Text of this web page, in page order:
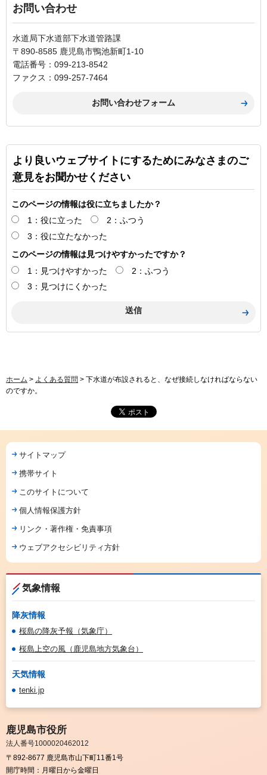
お問い合わせ
水道局下水道部下水道管路課
〒890-8585 鹿児島市鴨池新町1-10
電話番号：099-213-8542
ファクス：099-257-7464
より良いウェブサイトにするためにみなさまのご
意見をお聞かせください
このページの情報は役に立ちましたか？
1：役に立った
2：ふつう
3：役に立たなかった
このページの情報は見つけやすかったですか？
1：見つけやすかった
2：ふつう
3：見つけにくかった
ホーム > よくある質問 > 下水道が布設されると、なぜ接続しなければならない
のですか。
サイトマップ
携帯サイト
このサイトについて
個人情報保護方針
リンク・著作権・免責事項
ウェブアクセシビリティ方針
気象情報
降灰情報
桜島の降灰予報（気象庁）
桜島上空の風（鹿児島地方気象台）
天気情報
tenki.jp
鹿児島市役所
法人番号1000020462012
〒892-8677 鹿児島市山下町11番1号
開庁時間： 月曜日から金曜日